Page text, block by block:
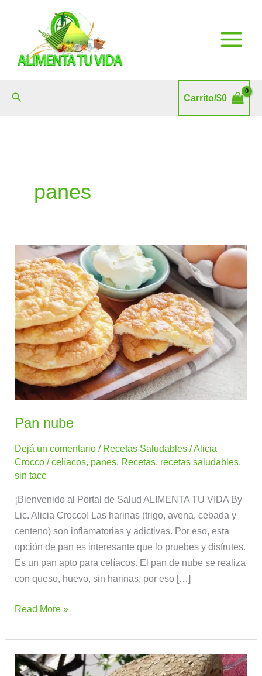
Buscar Carrito/$0
panes
Pan nube
Dejá un comentario / Recetas Saludables /Alicia
Crocco/celíacos, panes, Recetas, recetas saludables,
sin tacc
¡Bienvenido al Portal de Salud ALIMENTA TU VIDA By
Lic. Alicia Crocco! Las harinas (trigo, avena, cebada y
centeno) son inflamatorias y adictivas. Por eso, esta
opción de pan es interesante que lo pruebes y disfrutes.
Es un pan apto para celíacos. El pan de nube se realiza
con queso, huevo, sin harinas, por eso […]
nube
Read More »
Pan